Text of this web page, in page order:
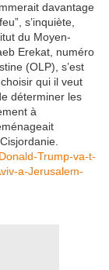
davantage
s’inquiète,
du Moyen-
Erekat, numéro
(OLP), s’est
qui il veut
déterminer les
à
Trump-va-t-
a-Jerusalem-